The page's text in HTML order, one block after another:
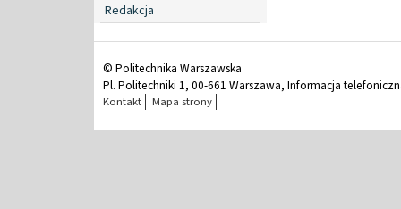
Redakcja
© Politechnika Warszawska
Pl. Politechniki 1, 00-661 Warszawa, Informacja
Kontakt Mapa strony